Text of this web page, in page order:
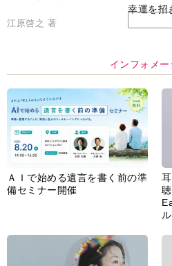
幸運を招
江原啓之 著
インフォメー
ＡＩで始める遺言を書く前の準
備セミナー開催